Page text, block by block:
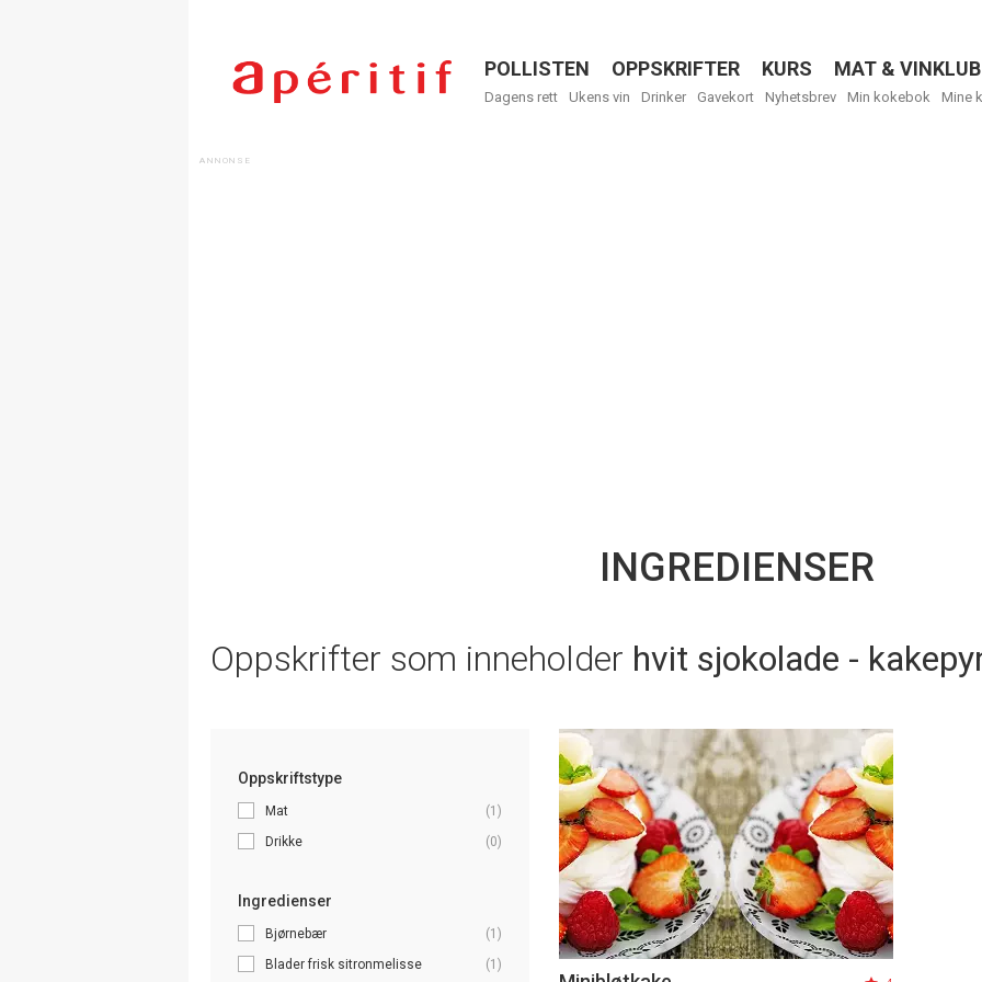
Menu
POLLISTEN OPPSKRIFTER KURS MAT &
Dagens rett Ukens vin Drinker Gavekort Nyhetsbrev Min kokebok Mine
INGREDIENSER
Oppskrifter som inneholder hvit sjokolade -
Oppskriftstype
Mat
(1)
Drikke
(0)
Ingredienser
Bjørnebær
(1)
Blader frisk sitronmelisse
(1)